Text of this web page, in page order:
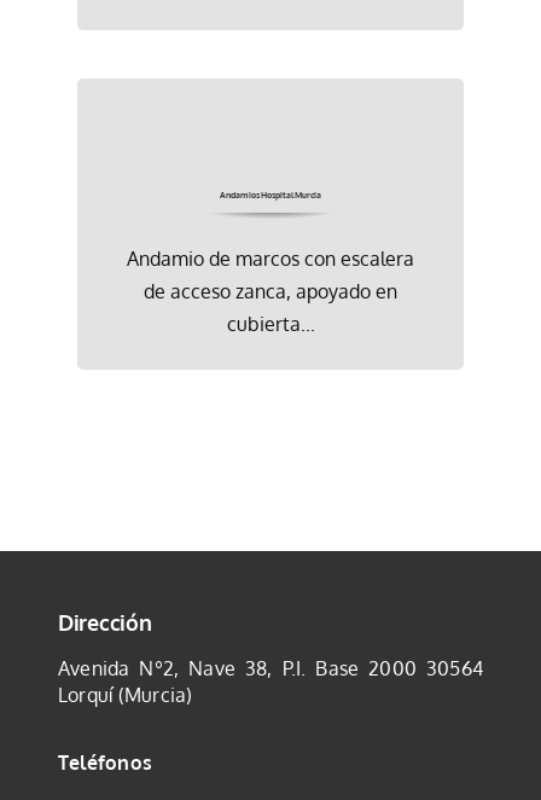
Andamios Hospital Murcia
Andamio de marcos con escalera
de acceso zanca, apoyado en
cubierta...
Dirección
Avenida Nº2, Nave 38, P.I. Base 2000 30564
Lorquí (Murcia)
Teléfonos